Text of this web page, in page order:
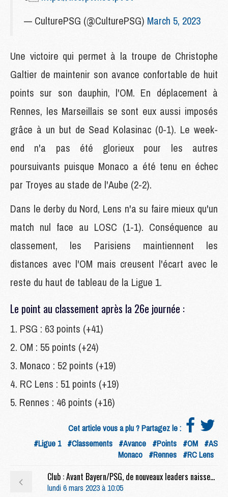
— CulturePSG (@CulturePSG) March 5, 2023
Une victoire qui permet à la troupe de Christophe
Galtier de maintenir son avance confortable de huit
points sur son dauphin, l'OM. En déplacement à
Rennes, les Marseillais se sont eux aussi imposés
grâce à un but de Sead Kolasinac (0-1). Le week-
end n'a pas été glorieux pour les autres
poursuivants puisque Monaco a été tenu en échec
par Troyes au stade de l'Aube (2-2).
Dans le derby du Nord, Lens n'a su faire mieux qu'un
match nul face au LOSC (1-1). Conséquence au
classement, les Parisiens maintiennent les
distances avec l'OM mais creusent l'écart avec le
reste du haut de tableau de la Ligue 1.
Le point au classement après la 26e journée :
PSG : 63 points (+41)
OM : 55 points (+24)
Monaco : 52 points (+19)
RC Lens : 51 points (+19)
Rennes : 46 points (+16)
Cet article vous a plu ? Partagez le :
#Ligue 1 #Classements #Avance #Points #OM #AS
Monaco #Rennes #RC Lens
Club : Avant Bayern/PSG, de nouveaux leaders naissent (L’É)
lundi 6 mars 2023 à 10:05